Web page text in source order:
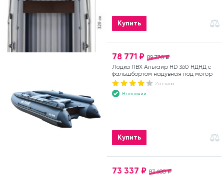
Купить
89 770 ₽
78 771 ₽
Лодка ПВХ Альтаир HD 360 НДНД с
фальшбортом надувная под мотор
2 отзыва
В наличии
Купить
83 680 ₽
73 337 ₽